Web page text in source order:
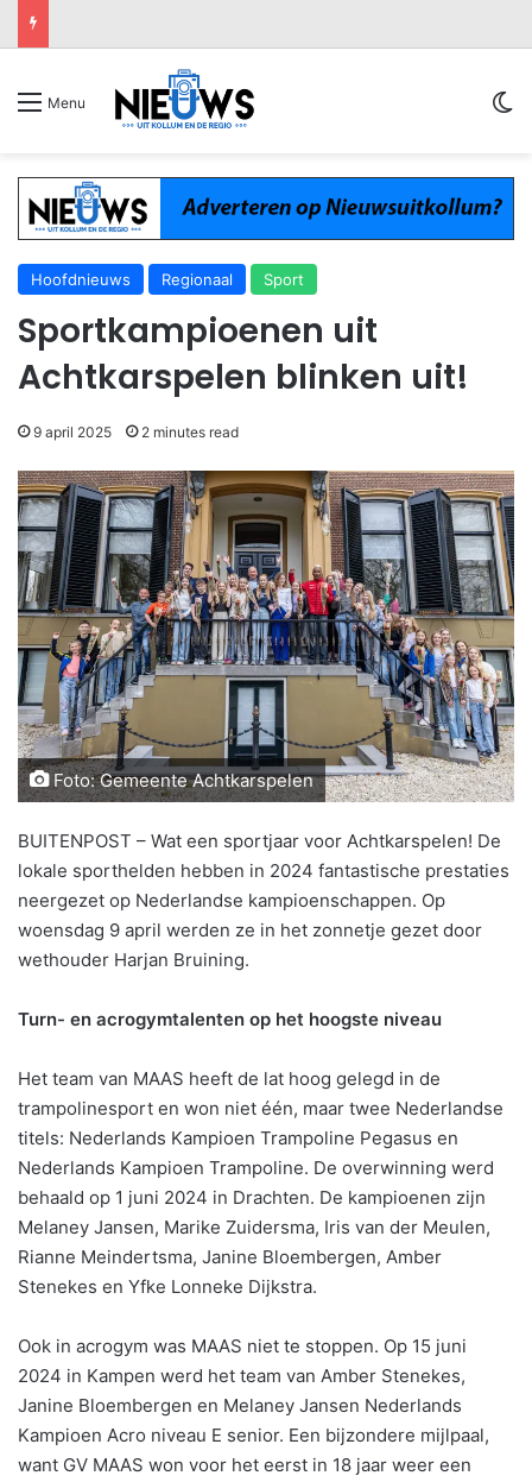
Menu
Hoofdnieuws Regionaal Sport
Sportkampioenen uit
Achtkarspelen blinken uit!
9 april 2025 2 minutes read
Foto: Gemeente Achtkarspelen
BUITENPOST – Wat een sportjaar voor Achtkarspelen! De
lokale sporthelden hebben in 2024 fantastische prestaties
neergezet op Nederlandse kampioenschappen. Op
woensdag 9 april werden ze in het zonnetje gezet door
wethouder Harjan Bruining.
Turn- en acrogymtalenten op het hoogste niveau
Het team van MAAS heeft de lat hoog gelegd in de
trampolinesport en won niet één, maar twee Nederlandse
titels: Nederlands Kampioen Trampoline Pegasus en
Nederlands Kampioen Trampoline. De overwinning werd
behaald op 1 juni 2024 in Drachten. De kampioenen zijn
Melaney Jansen, Marike Zuidersma, Iris van der Meulen,
Rianne Meindertsma, Janine Bloembergen, Amber
Stenekes en Yfke Lonneke Dijkstra.
Ook in acrogym was MAAS niet te stoppen. Op 15 juni
2024 in Kampen werd het team van Amber Stenekes,
Janine Bloembergen en Melaney Jansen Nederlands
Kampioen Acro niveau E senior. Een bijzondere mijlpaal,
want GV MAAS won voor het eerst in 18 jaar weer een